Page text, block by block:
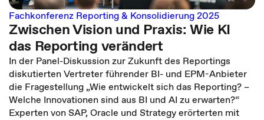
Fachkonferenz Reporting & Konsolidierung 2025
Zwischen Vision und Praxis: Wie KI
das Reporting verändert
In der Panel-Diskussion zur Zukunft des Reportings
diskutierten Vertreter führender BI- und EPM-Anbieter
die Fragestellung „Wie entwickelt sich das Reporting? –
Welche Innovationen sind aus BI und AI zu erwarten?“
Experten von SAP, Oracle und Strategy erörterten mit